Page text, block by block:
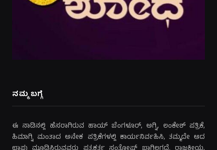
ನಮ್ಮ ಬಗ್ಗೆ
ಈ ನಾಡಿನಲ್ಲಿ ಹೆಸರಾಗಿರುವ ಹಾಯ್ ಬೆಂಗಳೂರ್, ಅಗ್ನಿ, ಲಂಕೇಶ್ ಪತ್ರಿಕೆ,
ಹಿಮಾಗ್ನಿ ಮಂತಾದ ಅನೇಕ ಪತ್ರಿಕೆಗಳಲ್ಲಿ ಕಾರ್ಯನಿರ್ವಹಿಸಿ, ತಮ್ಮದೇ ಆದ